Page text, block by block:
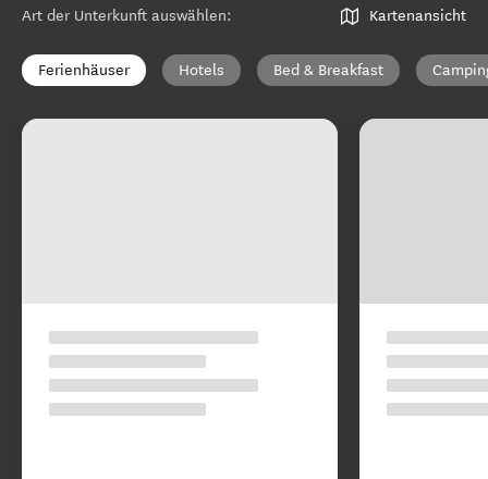
Art der Unterkunft auswählen: Kartenansicht
Ferienhäuser Hotels Bed & Breakfast